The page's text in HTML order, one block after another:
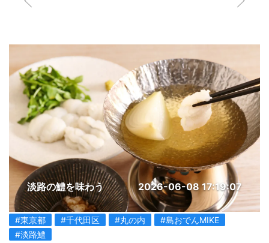
淡路の鱧を味わう 2026-06-08 17:19:07
#東京都 #千代田区 #丸の内
#島おでんMIKE
#淡路鱧